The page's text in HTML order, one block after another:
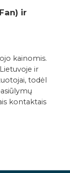
ir
kainomis.
ir
todėl
kontaktais